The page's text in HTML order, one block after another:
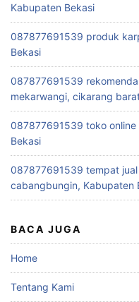
Kabupaten Bekasi
087877691539 produk
Bekasi
087877691539
mekarwangi, cikarang
087877691539 toko
Bekasi
087877691539 tempat
cabangbungin, Kabupaten
BACA JUGA
Home
Tentang Kami